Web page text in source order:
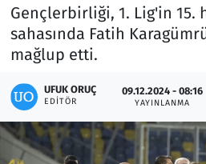
Gençlerbirliği, 1. Lig'in 15.
sahasında Fatih
mağlup etti.
UFUK ORUÇ
EDITÖR
09.12.2024 - 08:16
YAYINLANMA
Lezzet Durağı
Memur ve Kamu
Otomobil
Oyun